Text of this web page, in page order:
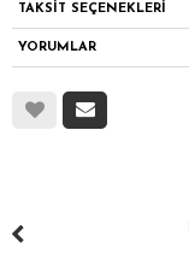
TAKSİT SEÇENEKLERİ
YORUMLAR